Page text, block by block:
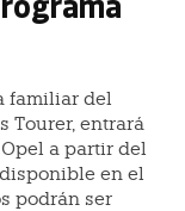
familiar del
Tourer, entrará
a partir del
en el
podrán ser